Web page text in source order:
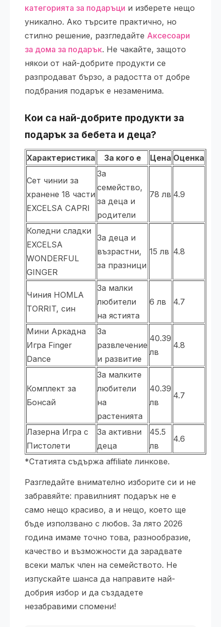
категорията за подаръци и изберете нещо
уникално. Ако търсите практично, но
стилно решение, разгледайте Аксесоари
за дома за подарък. Не чакайте, защото
някои от най-добрите продукти се
разпродават бързо, а радостта от добре
подбрания подарък е незаменима.
Кои са най-добрите продукти за
подарък за бебета и деца?
Характеристика За кого е Цена Оценка
Сет чинии за
хранене 18 части
EXCELSA CAPRI
За
семейство,
за деца и
родители
78 лв 4.9
Коледни сладки
EXCELSA
WONDERFUL
GINGER
За деца и
възрастни,
за празници
15 лв 4.8
Чиния HOMLA
TORRIT, син
За малки
любители
на ястията
6 лв 4.7
Мини Аркадна
Игра Finger
Dance
За
развлечение
и развитие
40.39
лв
4.8
Комплект за
Бонсай
За малките
любители
на
растенията
40.39
лв
4.7
Лазерна Игра с
Пистолети
За активни
деца
45.5
лв
4.6
*Статията съдържа affiliate линкове.
Разгледайте внимателно изборите си и не
забравяйте: правилният подарък не е
само нещо красиво, а и нещо, което ще
бъде използвано с любов. За лято 2026
година имаме точно това, разнообразие,
качество и възможности да зарадвате
всеки малък член на семейството. Не
изпускайте шанса да направите най-
добрия избор и да създадете
незабравими спомени!